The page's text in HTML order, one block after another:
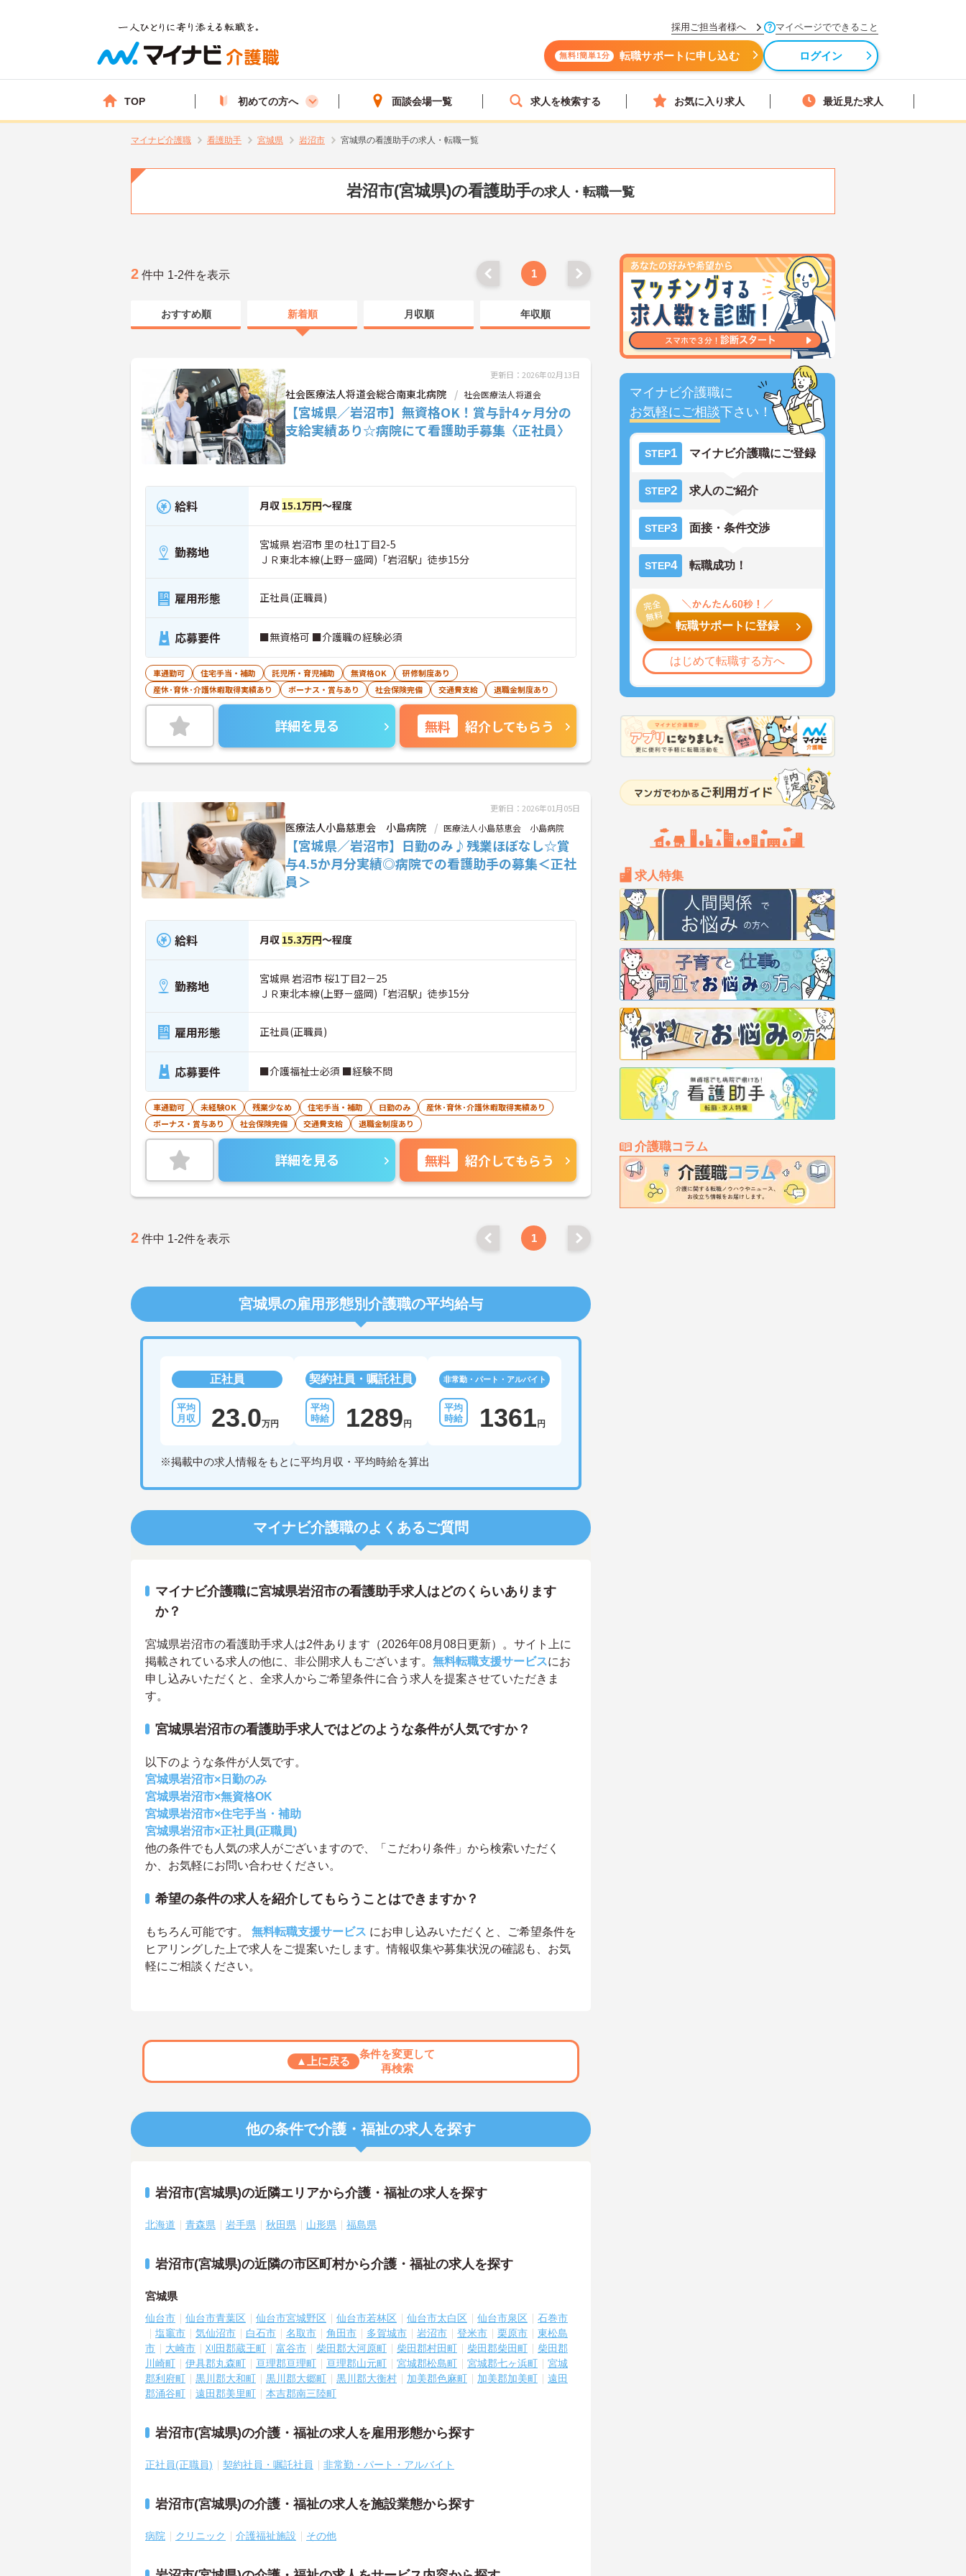
採用ご担当者様へ マイページでできること
無料!簡単1分 転職サポートに申し込む ログイン
TOP 初めての方へ 面談会場一覧 求人を検索する お気に入り求人 最近見た求人
マイナビ介護職 看護助手 宮城県 岩沼市 宮城県の看護助手の求人・転職一覧
岩沼市(宮城県)の看護助手の求人・転職一覧
マイナビ介護職に
お気軽にご相談下さい！
STEP1 マイナビ介護職にご登録
STEP2 求人のご紹介
STEP3 面接・条件交渉
STEP4 転職成功！
転職サポートに登録
はじめて転職する方へ
求人特集
介護職コラム
2 件中 1-2件を表示 1
おすすめ順 新着順 月収順 年収順
更新日：2026年02月13日
社会医療法人将道会総合南東北病院 社会医療法人将道会
【宮城県／岩沼市】無資格OK！賞与計4ヶ月分の
支給実績あり☆病院にて看護助手募集〈正社員〉
給料 月収 15.1万円～程度
勤務地
宮城県 岩沼市 里の杜1丁目2-5
ＪＲ東北本線(上野－盛岡)「岩沼駅」徒歩15分
雇用形態 正社員(正職員)
応募要件 ■無資格可 ■介護職の経験必須
車通勤可 住宅手当・補助 託児所・育児補助 無資格OK
研修制度あり
産休･育休･介護休暇取得実績あり
ボーナス・賞与あり 社会保険完備 交通費支給 退職金制度あり
詳細を見る 無料 紹介してもらう
更新日：2026年01月05日
医療法人小島慈恵会 小島病院 医療法人小島慈恵会 小島病院
【宮城県／岩沼市】日勤のみ♪残業ほぼなし☆賞
与4.5か月分実績◎病院での看護助手の募集＜正社
員＞
給料 月収 15.3万円～程度
勤務地
宮城県 岩沼市 桜1丁目2－25
ＪＲ東北本線(上野－盛岡)「岩沼駅」徒歩15分
雇用形態 正社員(正職員)
応募要件 ■介護福祉士必須 ■経験不問
車通勤可 未経験OK 残業少なめ 住宅手当・補助 日勤のみ
産休･育休･介護休暇取得実績あり
ボーナス・賞与あり
社会保険完備 交通費支給 退職金制度あり
詳細を見る 無料 紹介してもらう
2 件中 1-2件を表示 1
宮城県の雇用形態別介護職の平均給与
正社員
23.0万円
契約社員・嘱託社員
1289円
非常勤・パート・アルバイト
1361円
※掲載中の求人情報をもとに平均月収・平均時給を算出
マイナビ介護職のよくあるご質問
マイナビ介護職に宮城県岩沼市の看護助手求人はどのくらいあります
か？
宮城県岩沼市の看護助手求人は2件あります（2026年08月08日更新）。サイト上に
掲載されている求人の他に、非公開求人もございます。 無料転職支援サービスにお
申し込みいただくと、全求人からご希望条件に合う求人を提案させていただきま
す。
宮城県岩沼市の看護助手求人ではどのような条件が人気ですか？
以下のような条件が人気です。
宮城県岩沼市×日勤のみ
宮城県岩沼市×無資格OK
宮城県岩沼市×住宅手当・補助
宮城県岩沼市×正社員(正職員)
他の条件でも人気の求人がございますので、「こだわり条件」から検索いただく
か、お気軽にお問い合わせください。
希望の条件の求人を紹介してもらうことはできますか？
もちろん可能です。 無料転職支援サービス にお申し込みいただくと、ご希望条件を
ヒアリングした上で求人をご提案いたします。情報収集や募集状況の確認も、お気
軽にご相談ください。
▲上に戻る
条件を変更して
再検索
他の条件で介護・福祉の求人を探す
岩沼市(宮城県)の近隣エリアから介護・福祉の求人を探す
北海道 青森県 岩手県 秋田県 山形県 福島県
岩沼市(宮城県)の近隣の市区町村から介護・福祉の求人を探す
宮城県
仙台市 仙台市青葉区 仙台市宮城野区 仙台市若林区 仙台市太白区 仙台市泉区
石巻市
塩竈市
気仙沼市 白石市 名取市 角田市 多賀城市 岩沼市 登米市 栗原市
東松島
市
大崎市 刈田郡蔵王町 富谷市 柴田郡大河原町 柴田郡村田町 柴田郡柴田町
柴田郡
川崎町
伊具郡丸森町 亘理郡亘理町 亘理郡山元町 宮城郡松島町 宮城郡七ヶ浜町
宮城
郡利府町
黒川郡大和町 黒川郡大郷町 黒川郡大衡村 加美郡色麻町 加美郡加美町
遠田
郡涌谷町
遠田郡美里町 本吉郡南三陸町
岩沼市(宮城県)の介護・福祉の求人を雇用形態から探す
正社員(正職員) 契約社員・嘱託社員 非常勤・パート・アルバイト
岩沼市(宮城県)の介護・福祉の求人を施設業態から探す
病院 クリニック 介護福祉施設 その他